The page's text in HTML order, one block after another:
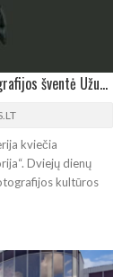
FOTOGRAFIJOS TERITORIJA: Dviejų dienų fotografijos šventė Užupyje
kviečia
Dviejų dienų
kultūros